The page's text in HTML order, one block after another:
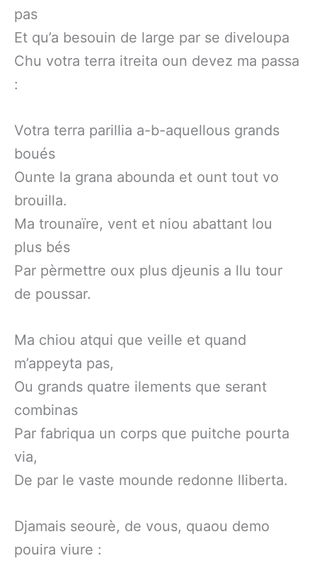
pas
Et qu’a besouin de large par se diveloupa
Chu votra terra itreita oun devez ma passa
:
Votra terra parillia a-b-aquellous grands
boués
Ounte la grana abounda et ount tout vo
brouilla.
Ma trounaïre, vent et niou abattant lou
plus bés
Par pèrmettre oux plus djeunis a llu tour
de poussar.
Ma chiou atqui que veille et quand
m’appeyta pas,
Ou grands quatre ilements que serant
combinas
Par fabriqua un corps que puitche pourta
via,
De par le vaste mounde redonne lliberta.
Djamais seourè, de vous, quaou demo
pouira viure :